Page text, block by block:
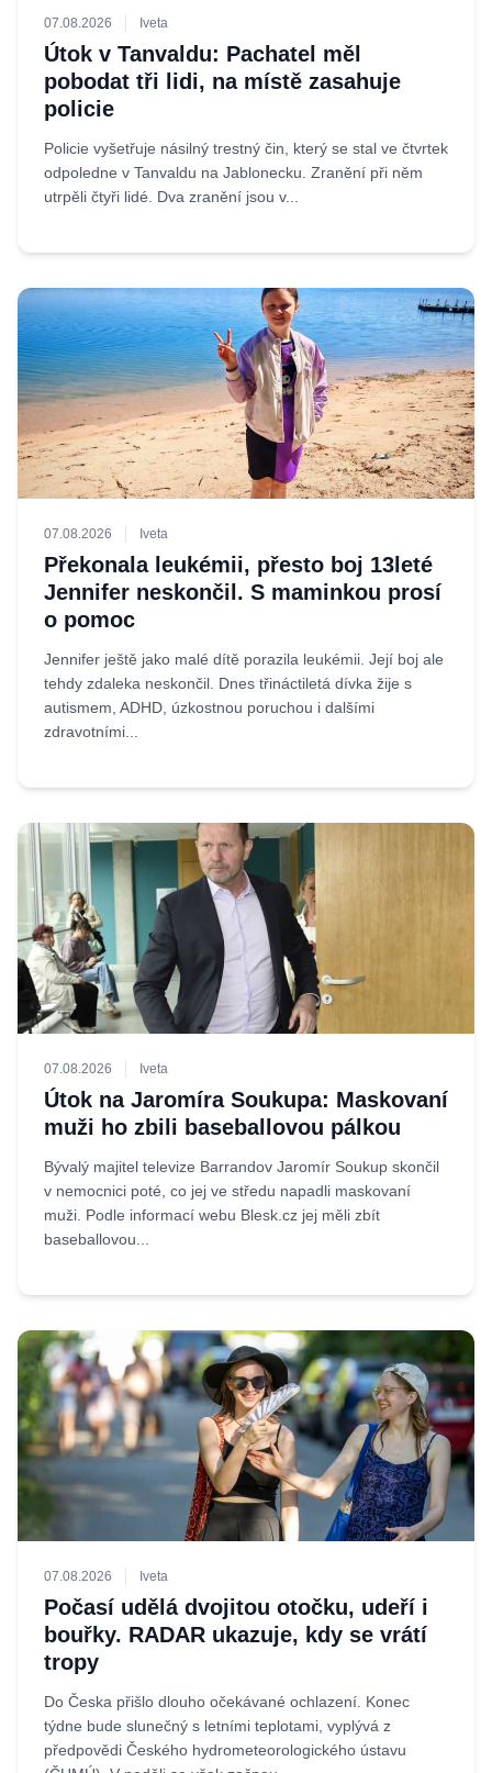
07.08.2026 Iveta
Útok v Tanvaldu: Pachatel měl
pobodat tři lidi, na místě zasahuje
policie
Policie vyšetřuje násilný trestný čin, který se stal ve čtvrtek
odpoledne v Tanvaldu na Jablonecku. Zranění při něm
utrpěli čtyři lidé. Dva zranění jsou v...
07.08.2026 Iveta
Překonala leukémii, přesto boj 13leté
Jennifer neskončil. S maminkou prosí
o pomoc
Jennifer ještě jako malé dítě porazila leukémii. Její boj ale
tehdy zdaleka neskončil. Dnes třináctiletá dívka žije s
autismem, ADHD, úzkostnou poruchou i dalšími
zdravotními...
07.08.2026 Iveta
Útok na Jaromíra Soukupa: Maskovaní
muži ho zbili baseballovou pálkou
Bývalý majitel televize Barrandov Jaromír Soukup skončil
v nemocnici poté, co jej ve středu napadli maskovaní
muži. Podle informací webu Blesk.cz jej měli zbít
baseballovou...
07.08.2026 Iveta
Počasí udělá dvojitou otočku, udeří i
bouřky. RADAR ukazuje, kdy se vrátí
tropy
Do Česka přišlo dlouho očekávané ochlazení. Konec
týdne bude slunečný s letními teplotami, vyplývá z
předpovědi Českého hydrometeorologického ústavu